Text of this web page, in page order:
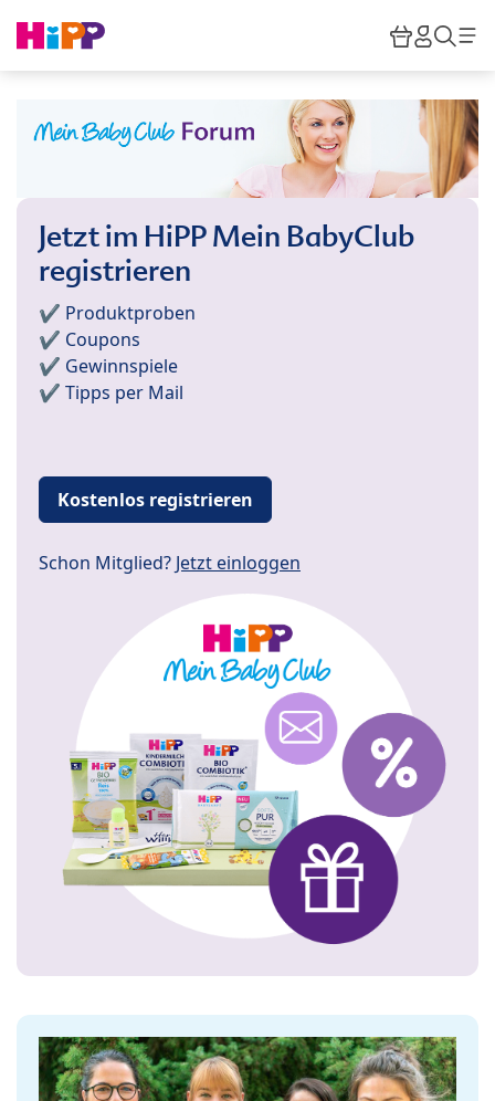
HiPP
Jetzt im HiPP Mein BabyClub
registrieren
✔️ Produktproben
✔️ Coupons
✔️ Gewinnspiele
✔️ Tipps per Mail
Kostenlos registrieren
Schon Mitglied? Jetzt einloggen